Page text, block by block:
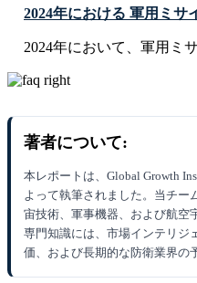
2024年における 軍用ミサ
2024年において、軍用ミ
著者について:
本レポートは、Global Growth
よって執筆されました。当チー
宙技術、軍事機器、および航空
専門知識には、市場インテリジ
価、および長期的な防衛業界の